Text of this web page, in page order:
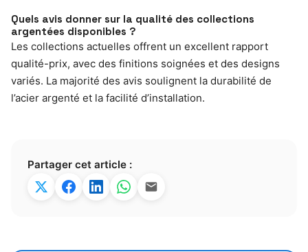
Quels avis donner sur la qualité des collections
argentées disponibles ?
Les collections actuelles offrent un excellent rapport
qualité-prix, avec des finitions soignées et des designs
variés. La majorité des avis soulignent la durabilité de
l’acier argenté et la facilité d’installation.
Partager cet article :